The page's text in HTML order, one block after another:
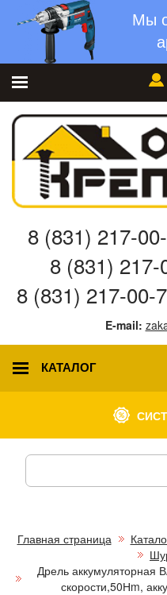
Мы
8 (831) 217-
8 (831) 217-
8 (831) 217-00-
E-mail:
КАТАЛОГ
Главная страница
Дрель
скорости,50Нm,